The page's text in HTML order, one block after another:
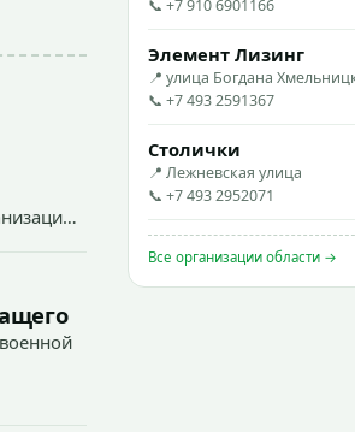
📞 +7 910 6901166
Элемент Лизинг
📍 улица Богдана
📞 +7 493 2591367
Столички
📍 Лежневская улица
📞 +7 493 2952071
Все организации области →